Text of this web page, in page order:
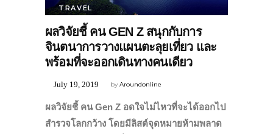
TRAVEL
ผลวิจัยชี้ คน GEN Z สนุกกับการ
จินตนาการวางแผนตะลุยเที่ยว และ
พร้อมที่จะออกเดินทางคนเดียว
byAroundonline
July 19, 2019
ผลวิจัยชี้ คนGen Z อดใจไม่ไหวที่จะได้ออกไป
สำรวจโลกกว้าง โดยมีลิสต์จุดหมายห้ามพลาด